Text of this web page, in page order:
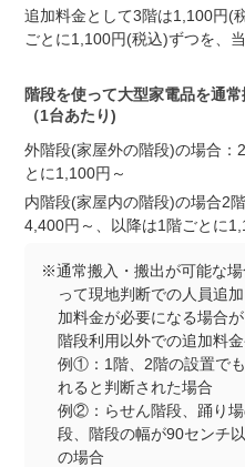
追加料金として3階は1,100円(
ごとに1,100円(税込)ずつを、
階段を使って大型家電品を通
（1台あたり)
外階段(家屋外の階段)の場合
とに1,100円～
内階段(家屋内の階段)の場合2
4,400円～、以降は1階ごとに
※通常搬入・搬出が可能な
って現地判断での人員追
加料金が必要になる場合が
階段利用以外での追加料
例①：1階、2階の設置で
れると判断された場合
例②：らせん階段、踊り
段、階段の幅が90センチ
の場合